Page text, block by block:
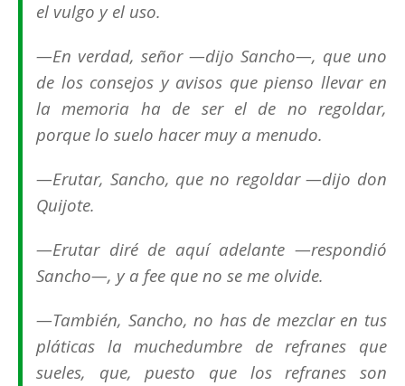
el vulgo y el uso.
—En verdad, señor —dijo Sancho—, que uno
de los consejos y avisos que pienso llevar en
la memoria ha de ser el de no regoldar,
porque lo suelo hacer muy a menudo.
—Erutar, Sancho, que no regoldar—dijo don
Quijote.
—Erutardiré de aquí adelante —respondió
Sancho—, y a fee que no se me olvide.
—También, Sancho, no has de mezclar en tus
pláticas la muchedumbre de refranes que
sueles, que, puesto que los refranes son